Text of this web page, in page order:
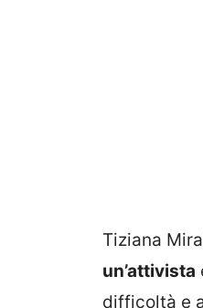
Tiziana
un’attivista
difficoltà e